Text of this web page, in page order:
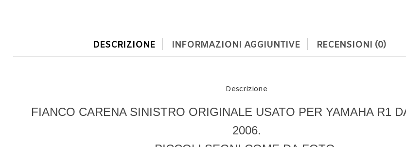
DESCRIZIONE INFORMAZIONI AGGIUNTIVE RECENSIONI (0)
Descrizione
FIANCO CARENA SINISTRO ORIGINALE USATO PER YAMAHA R1
2006.